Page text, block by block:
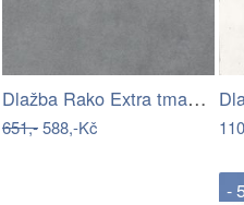
Dlažba Rako Extra tmavě šedá 30x30 cm…
651,-588,-Kč
-